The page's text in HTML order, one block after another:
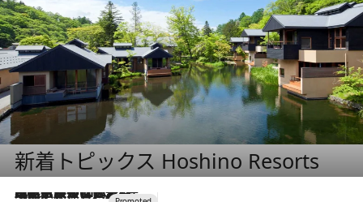
新着トピックス Hoshino Resorts
2026.7.31
【ホテル帰省】という選択肢をOMOが提案。家族とほどよい距離を保つには「昼は実家、夜は気兼ねなくホテルで！」